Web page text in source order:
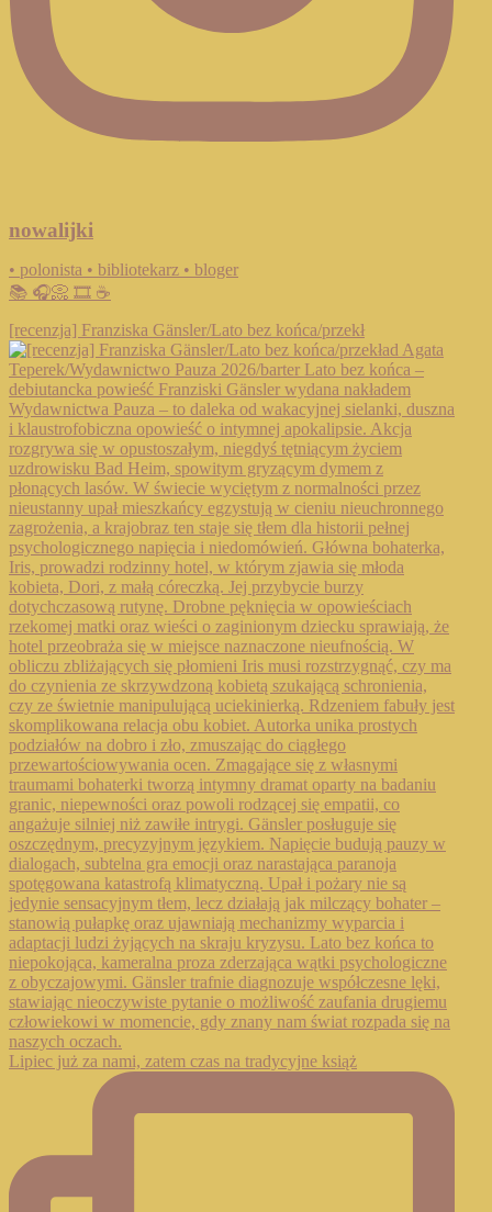
nowalijki
• polonista • bibliotekarz • bloger
📚 🎧📀 🎞️ ☕️
[recenzja] Franziska Gänsler/Lato bez końca/przekł
Lipiec już za nami, zatem czas na tradycyjne książ